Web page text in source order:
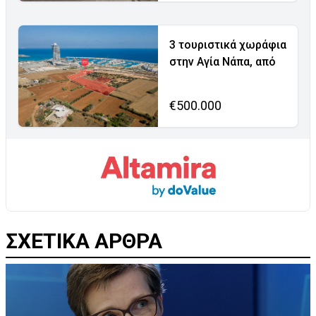
3 τουριστικά χωράφια
στην Αγία Νάπα, από
€500.000
ΣΧΕΤΙΚΑ ΑΡΘΡΑ